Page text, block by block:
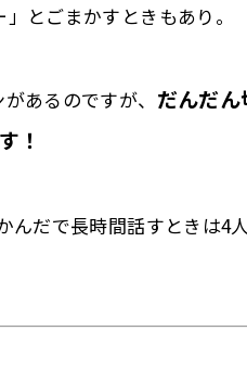
」とごまかすときもあり。
あるのですが、 だんだん
！
んだで長時間話すときは4人